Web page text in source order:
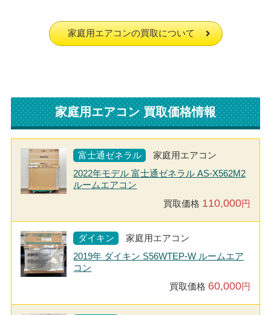
家庭用エアコンの買取について
家庭用エアコン 買取価格情報
富士通ゼネラル
家庭用エアコン
2022年モデル 富士通ゼネラル AS-X562M2
ルームエアコン
買取価格 110,000円
ダイキン
家庭用エアコン
2019年 ダイキン S56WTEP-W ルームエア
コン
買取価格 60,000円